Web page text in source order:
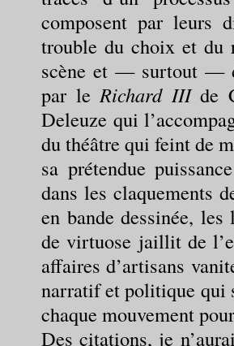
composent par leurs
trouble du choix et du
scène et — surtout —
par leRichard IIIde
Deleuze qui
du théâtre qui feint de
sa prétendue
dans les claquements
en bande dessinée, les
de virtuose jaillit de
affaires d’artisans
narratif et politique qui
chaque mouvement
Des citations, je